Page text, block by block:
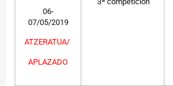
06-
07/05/2019
ATZERATUA/
APLAZADO